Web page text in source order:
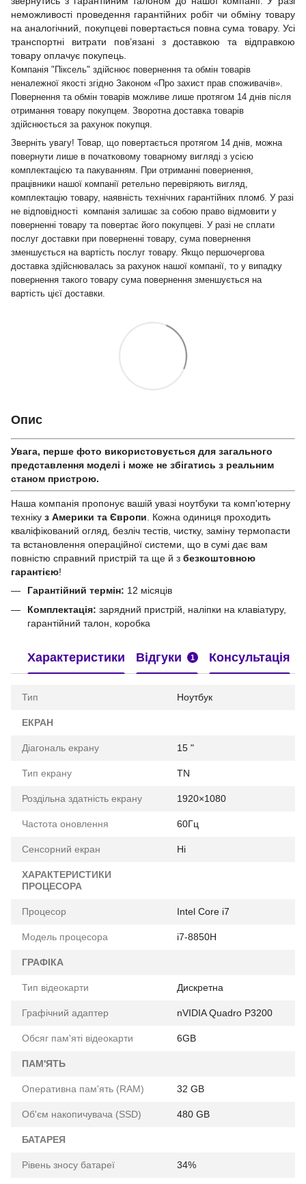
неможливості проведення гарантійних робіт чи обміну товару
на аналогічний, покупцеві повертається повна сума товару. Усі
транспортні витрати пов’язані з доставкою та відправкою
товару оплачує покупець.
Компанія "Піксель" здійснює повернення та обмін товарів
неналежної якості згідно Законом «Про захист прав споживачів».
Повернення та обмін товарів можливе лише протягом 14 днів після
отримання товару покупцем. Зворотна доставка товарів
здійснюється за рахунок покупця.
Зверніть увагу! Товар, що повертається протягом 14 днів, можна
повернути лише в початковому товарному вигляді з усією
комплектацією та пакуванням. При отриманні повернення,
працівники нашої компанії ретельно перевіряють вигляд,
комплектацію товару, наявність технічних гарантійних пломб. У разі
не відповідності компанія залишає за собою право відмовити у
поверненні товару та повертає його покупцеві. У разі не сплати
послуг доставки при поверненні товару, сума повернення
зменшується на вартість послуг товару. Якщо першочергова
доставка здійснювалась за рахунок нашої компанії, то у випадку
повернення такого товару сума повернення зменшується на
вартість цієї доставки.
Опис
Увага, перше фото використовується для загального
представлення моделі і може не збігатись з реальним
станом приcтрою.
Наша компанія пропонує вашій увазі ноутбуки та комп'ютерну
техніку з Америки та Європи . Кожна одиниця проходить
кваліфікований огляд, безліч тестів, чистку, заміну термопасти
та встановлення операційної системи, що в сумі дає вам
повністю справний пристрій та ще й з безкоштовною
гарантією!
Гарантійний термін: 12 місяців
Комплектація: зарядний пристрій, наліпки на клавіатуру,
гарантійний талон, коробка
Характеристики Відгуки 1 Консультація
Тип Ноутбук
ЕКРАН
Діагональ екрану 15 "
Тип екрану TN
Роздільна здатність екрану 1920×1080
Частота оновлення 60Гц
Сенсорний екран Ні
ХАРАКТЕРИСТИКИ
ПРОЦЕСОРА
Процесор Intel Core i7
Модель процесора i7-8850H
ГРАФІКА
Тип відеокарти Дискретна
Графічний адаптер nVIDIA Quadro P3200
Обсяг пам'яті відеокарти 6GB
ПАМ'ЯТЬ
Оперативна пам'ять (RAM) 32 GB
Об'єм накопичувача (SSD) 480 GB
БАТАРЕЯ
Рівень зносу батареї 34%